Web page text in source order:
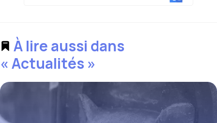
À lire aussi dans
« Actualités »